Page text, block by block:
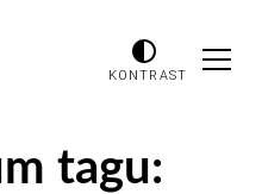
KONTRAST
tagu: